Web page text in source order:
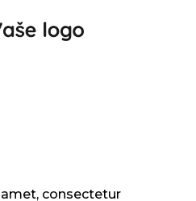
consectetur